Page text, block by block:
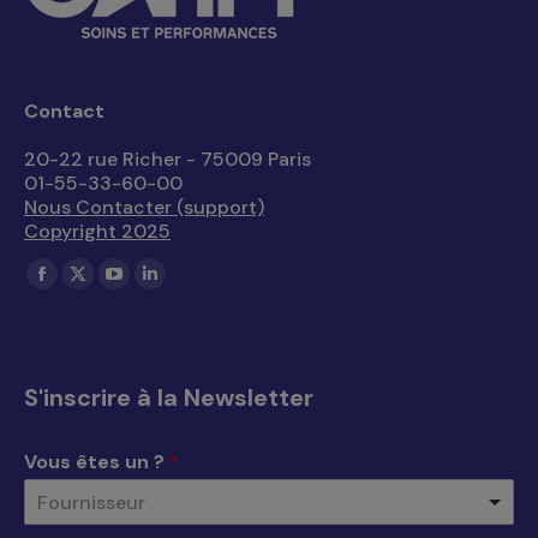
Contact
20-22 rue Richer - 75009 Paris
01-55-33-60-00
Nous Contacter (support)
Copyright 2025
Trouvez nous sur :
La
dans
nouvelle
fenêtre
La
dans
nouvelle
fenêtre
La
dans
nouvelle
fenêtre
La
dans
nouvelle
S'inscrire à la Newsletter
Vous êtes un ? *
Fournisseur